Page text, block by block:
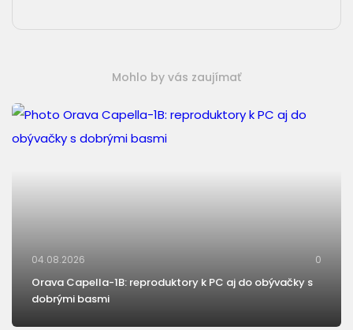
Mohlo by vás zaujímať
04.08.2026 0
Orava Capella-1B: reproduktory k PC aj do obývačky s
dobrými basmi